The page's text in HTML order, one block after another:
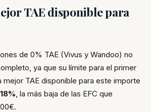
TAE disponible para
de 0% TAE (Vivus y Wandoo) no
ya que su límite para el primer
TAE disponible para este importe
, la más baja de las EFC que